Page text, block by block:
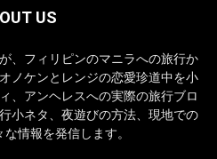
US
、フィリピンのマニラへの旅行か
ノケンとレンジの恋愛珍道中を小
、アンヘレスへの実際の旅行ブロ
小ネタ、夜遊びの方法、現地での
情報を発信します。